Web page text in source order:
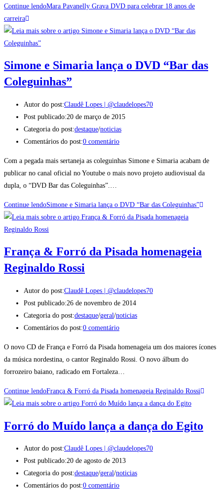
Continue lendoMara Pavanelly Grava DVD para celebrar 18 anos de
carreira
Simone e Simaria lança o DVD “Bar das
Coleguinhas”
Autor do post:Claudê Lopes | @claudelopes70
Post publicado:20 de março de 2015
Categoria do post:destaque/noticias
Comentários do post:0 comentário
Com a pegada mais sertaneja as coleguinhas Simone e Simaria acabam de
publicar no canal oficial no Youtube o mais novo projeto audiovisual da
dupla, o “DVD Bar das Coleguinhas”.…
Continue lendoSimone e Simaria lança o DVD “Bar das Coleguinhas”
França & Forró da Pisada homenageia
Reginaldo Rossi
Autor do post:Claudê Lopes | @claudelopes70
Post publicado:26 de novembro de 2014
Categoria do post:destaque/geral/noticias
Comentários do post:0 comentário
O novo CD de França e Forró da Pisada homenageia um dos maiores ícones
da música nordestina, o cantor Reginaldo Rossi. O novo álbum do
forrozeiro baiano, radicado em Fortaleza…
Continue lendoFrança & Forró da Pisada homenageia Reginaldo Rossi
Forró do Muído lança a dança do Egito
Autor do post:Claudê Lopes | @claudelopes70
Post publicado:20 de agosto de 2013
Categoria do post:destaque/geral/noticias
Comentários do post:0 comentário